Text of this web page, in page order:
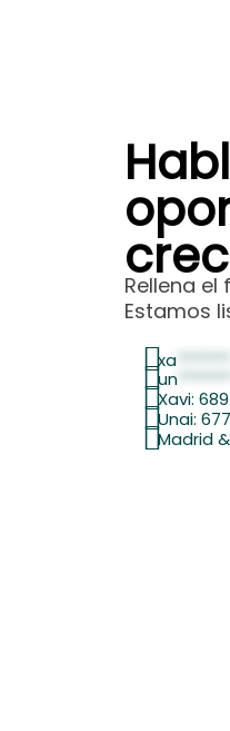
Rellena
Estamos
xa
un*******
Xavi: 689
Unai:
Madrid